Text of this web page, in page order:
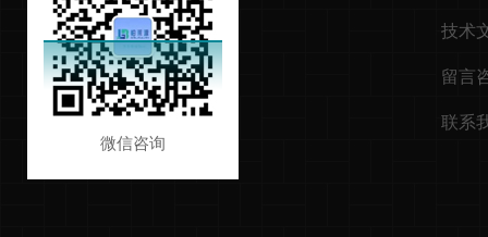
微信咨询
技术
留言
联系